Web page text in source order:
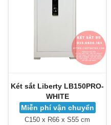
Két sắt Liberty LB150PRO-
WHITE
Miễn phí vận chuyển
C150 x R66 x S55 cm